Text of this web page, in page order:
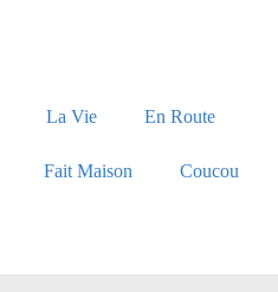
La Vie En Route
Fait Maison Coucou